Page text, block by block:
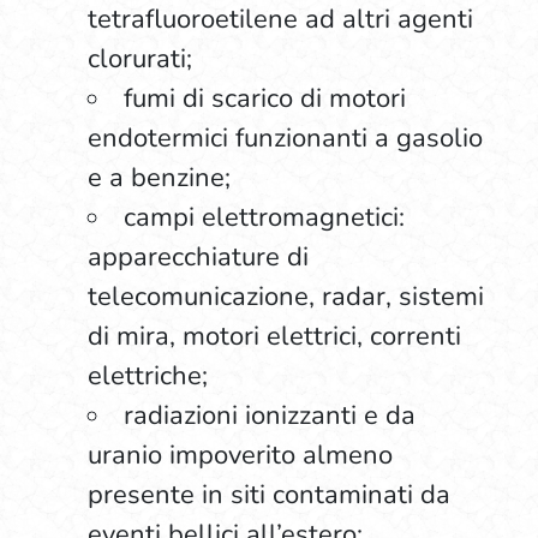
tetrafluoroetilene ad altri agenti
clorurati;
fumi di scarico di motori
endotermici funzionanti a gasolio
e a benzine;
campi elettromagnetici:
apparecchiature di
telecomunicazione, radar, sistemi
di mira, motori elettrici, correnti
elettriche;
radiazioni ionizzanti e da
uranio impoverito almeno
presente in siti contaminati da